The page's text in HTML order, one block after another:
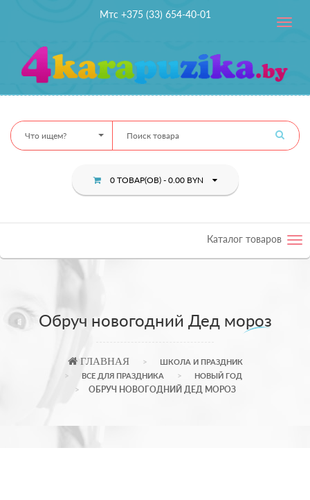
Мтс +375 (33) 654-40-01
Toggle
Что ищем?
0 ТОВАР(ОВ) - 0.00 BYN
Каталог товаров
Обруч новогодний Дед мороз
ГЛАВНАЯ
ШКОЛА И ПРАЗДНИК
ВСЕ ДЛЯ ПРАЗДНИКА
НОВЫЙ ГОД
ОБРУЧ НОВОГОДНИЙ ДЕД МОРОЗ